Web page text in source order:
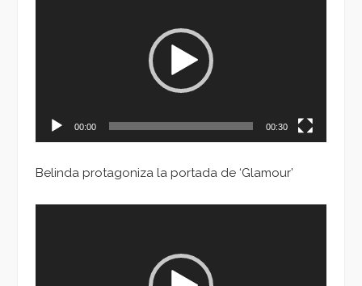
00:00 00:30
Belinda protagoniza la portada de ‘Glamour’